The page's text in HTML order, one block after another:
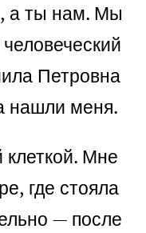
а ты нам. Мы
Петровна
нашли меня.
Мне
где стояла
— после